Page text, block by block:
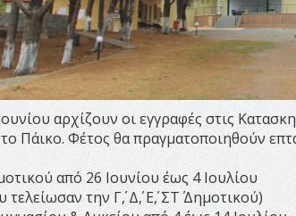
αρχίζουν οι εγγραφές στις
Πάικο. Φέτος θα πραγματοποιηθούν
από 26 Ιουνίου έως 4 Ιουλίου
την Γ΄, Δ΄, Ε΄, ΣΤ΄ Δημοτικού)